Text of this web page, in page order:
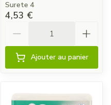
Surete 4
4,53 €
Ajouter au panier